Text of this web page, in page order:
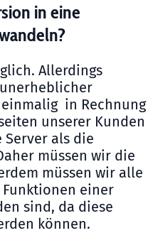
in eine
Allerdings
in Rechnung
unserer Kunden
als die
müssen wir die
müssen wir alle
einer
sind, da diese
können.